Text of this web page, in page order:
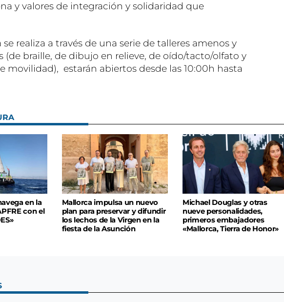
y valores de integración y solidaridad que
se realiza a través de una serie de talleres amenos y
(de braille, de dibujo en relieve, de oído/tacto/olfato y
movilidad), estarán abiertos desde las 10:00h hasta
en la
con el
Mallorca impulsa un nuevo
plan para preservar y difundir
los lechos de la Virgen en la
fiesta de la Asunción
Michael Douglas y otras
nueve personalidades,
primeros embajadores
«Mallorca, Tierra de Honor»